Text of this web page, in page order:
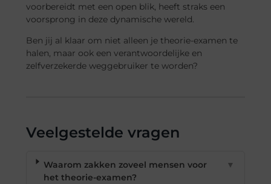
voorbereidt met een open blik, heeft straks een
voorsprong in deze dynamische wereld.
Ben jij al klaar om niet alleen je theorie-examen te
halen, maar ook een verantwoordelijke en
zelfverzekerde weggebruiker te worden?
Veelgestelde vragen
Waarom zakken zoveel mensen voor
het theorie-examen?
▼